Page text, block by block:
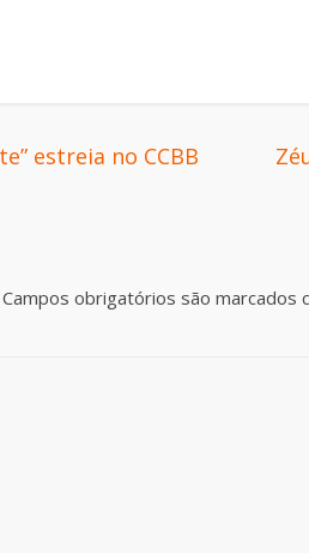
estreia no CCBB
Campos obrigatórios são marcados